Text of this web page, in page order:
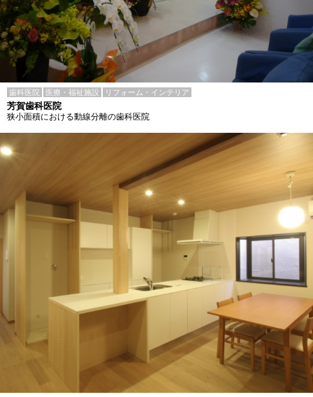
歯科医院 医療・福祉施設 リフォーム・インテリア
芳賀歯科医院
狭小面積における動線分離の歯科医院